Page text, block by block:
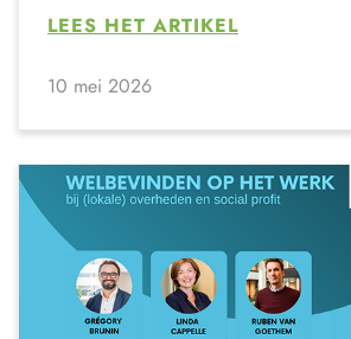
LEES HET ARTIKEL
10 mei 2026